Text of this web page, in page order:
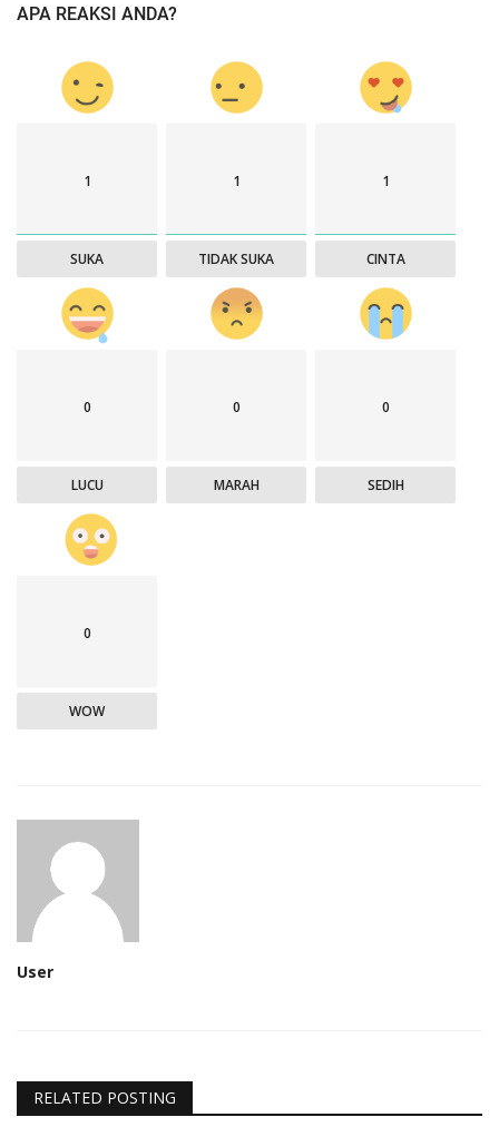
APA REAKSI ANDA?
1
SUKA
1
TIDAK SUKA
1
CINTA
0
LUCU
0
MARAH
0
SEDIH
0
WOW
User
RELATED POSTING